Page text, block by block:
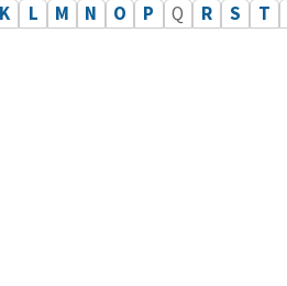
K L M N O P Q R S T